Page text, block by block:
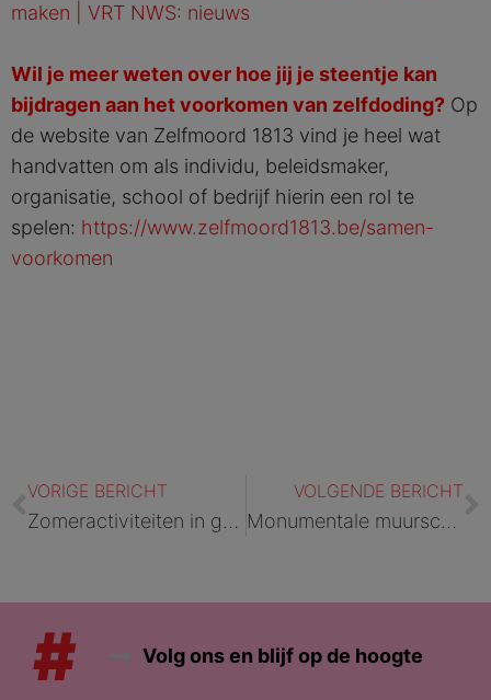
maken | VRT NWS: nieuws
Wil je meer weten over hoe jij je steentje kan
bijdragen aan het voorkomen van zelfdoding? Op
de website van Zelfmoord 1813 vind je heel wat
handvatten om als individu, beleidsmaker,
organisatie, school of bedrijf hierin een rol te
spelen: https://www.zelfmoord1813.be/samen-
voorkomen
Vorige
VORIGE BERICHT VOLGENDE BERICHT
# Volg ons en blijf op de hoogte